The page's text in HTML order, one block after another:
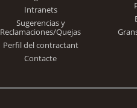
Intranets
Sugerencias y
Reclamaciones/Quejas
Perfil del contractant
Contacte